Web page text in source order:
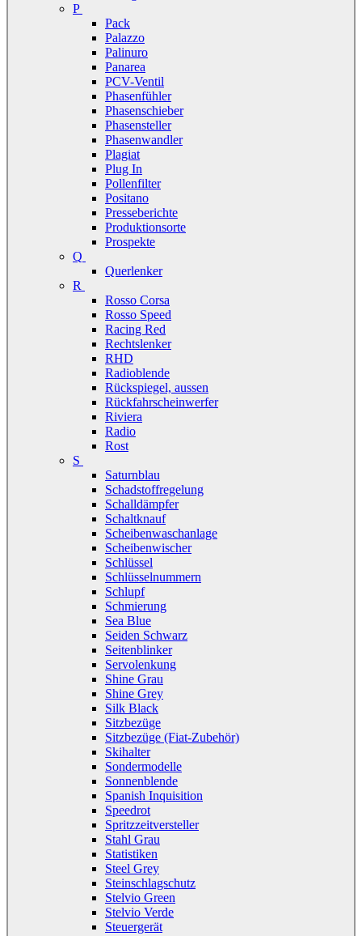
P
Pack
Palazzo
Palinuro
Panarea
PCV-Ventil
Phasenfühler
Phasenschieber
Phasensteller
Phasenwandler
Plagiat
Plug In
Pollenfilter
Positano
Presseberichte
Produktionsorte
Prospekte
Q
Querlenker
R
Rosso Corsa
Rosso Speed
Racing Red
Rechtslenker
RHD
Radioblende
Rückspiegel, aussen
Rückfahrscheinwerfer
Riviera
Radio
Rost
S
Saturnblau
Schadstoffregelung
Schalldämpfer
Schaltknauf
Scheibenwaschanlage
Scheibenwischer
Schlüssel
Schlüsselnummern
Schlupf
Schmierung
Sea Blue
Seiden Schwarz
Seitenblinker
Servolenkung
Shine Grau
Shine Grey
Silk Black
Sitzbezüge
Sitzbezüge (Fiat-Zubehör)
Skihalter
Sondermodelle
Sonnenblende
Spanish Inquisition
Speedrot
Spritzzeitversteller
Stahl Grau
Statistiken
Steel Grey
Steinschlagschutz
Stelvio Green
Stelvio Verde
Steuergerät